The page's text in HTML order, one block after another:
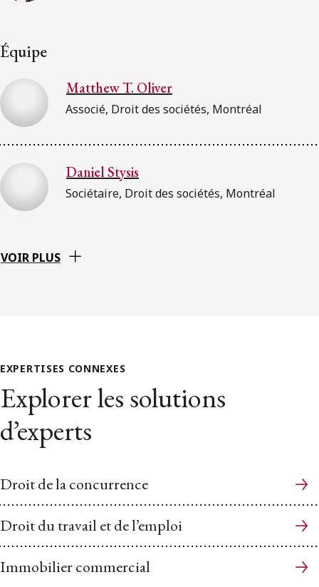
Équipe
Matthew T. Oliver
Associé, Droit des sociétés, Montréal
Daniel Stysis
Sociétaire, Droit des sociétés, Montréal
VOIR PLUS
EXPERTISES CONNEXES
Explorer les solutions
d’experts
Droit de la concurrence
Droit du travail et de l’emploi
Immobilier commercial